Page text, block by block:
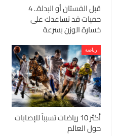
قبل الفستان أو البدلة.. 4
حميات قد تساعدك على
خسارة الوزن بسرعة
رياضة
أكثر 10 رياضات تسبباً للإصابات
حول العالم